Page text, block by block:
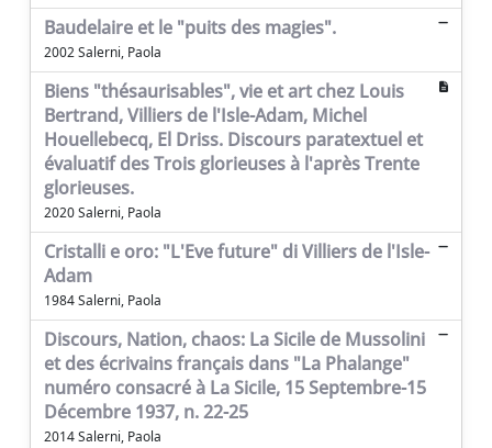
Baudelaire et le "puits des magies".
2002 Salerni, Paola
Biens "thésaurisables", vie et art chez Louis
Bertrand, Villiers de l'Isle-Adam, Michel
Houellebecq, El Driss. Discours paratextuel et
évaluatif des Trois glorieuses à l'après Trente
glorieuses.
2020 Salerni, Paola
Cristalli e oro: "L'Eve future" di Villiers de l'Isle-
Adam
1984 Salerni, Paola
Discours, Nation, chaos: La Sicile de Mussolini
et des écrivains français dans "La Phalange"
numéro consacré à La Sicile, 15 Septembre-15
Décembre 1937, n. 22-25
2014 Salerni, Paola